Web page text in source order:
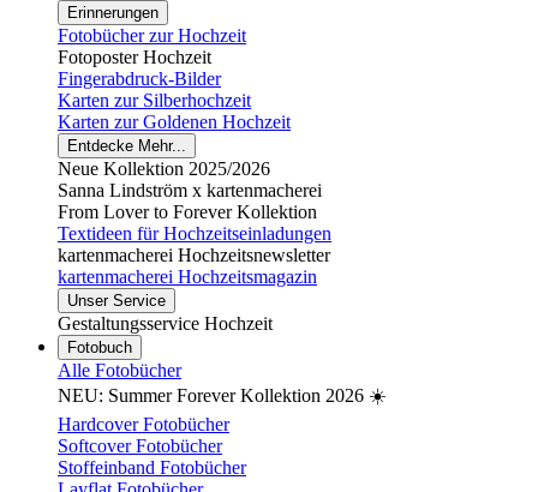
Erinnerungen
Fotobücher zur Hochzeit
Fotoposter Hochzeit
Fingerabdruck-Bilder
Karten zur Silberhochzeit
Karten zur Goldenen Hochzeit
Entdecke Mehr...
Neue Kollektion 2025/2026
Sanna Lindström x kartenmacherei
From Lover to Forever Kollektion
Textideen für Hochzeitseinladungen
kartenmacherei Hochzeitsnewsletter
kartenmacherei Hochzeitsmagazin
Unser Service
Gestaltungsservice Hochzeit
Fotobuch
Alle Fotobücher
NEU: Summer Forever Kollektion 2026 ☀️
Hardcover Fotobücher
Softcover Fotobücher
Stoffeinband Fotobücher